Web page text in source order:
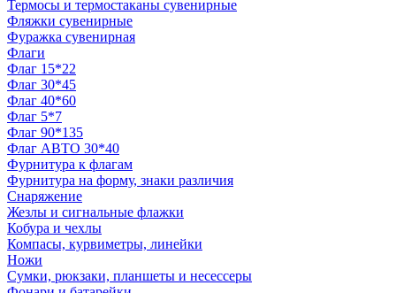
Термосы и термостаканы сувенирные
Фляжки сувенирные
Фуражка сувенирная
Флаги
Флаг 15*22
Флаг 30*45
Флаг 40*60
Флаг 5*7
Флаг 90*135
Флаг АВТО 30*40
Фурнитура к флагам
Фурнитура на форму, знаки различия
Снаряжение
Жезлы и сигнальные флажки
Кобура и чехлы
Компасы, курвиметры, линейки
Ножи
Сумки, рюкзаки, планшеты и несессеры